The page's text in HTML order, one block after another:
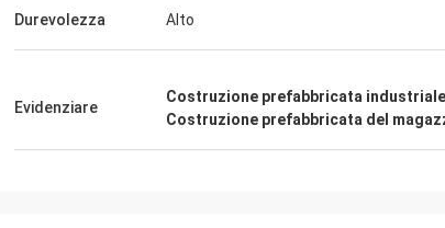
Durevolezza Alto
Evidenziare
Costruzione prefabbricata
Costruzione prefabbricata del